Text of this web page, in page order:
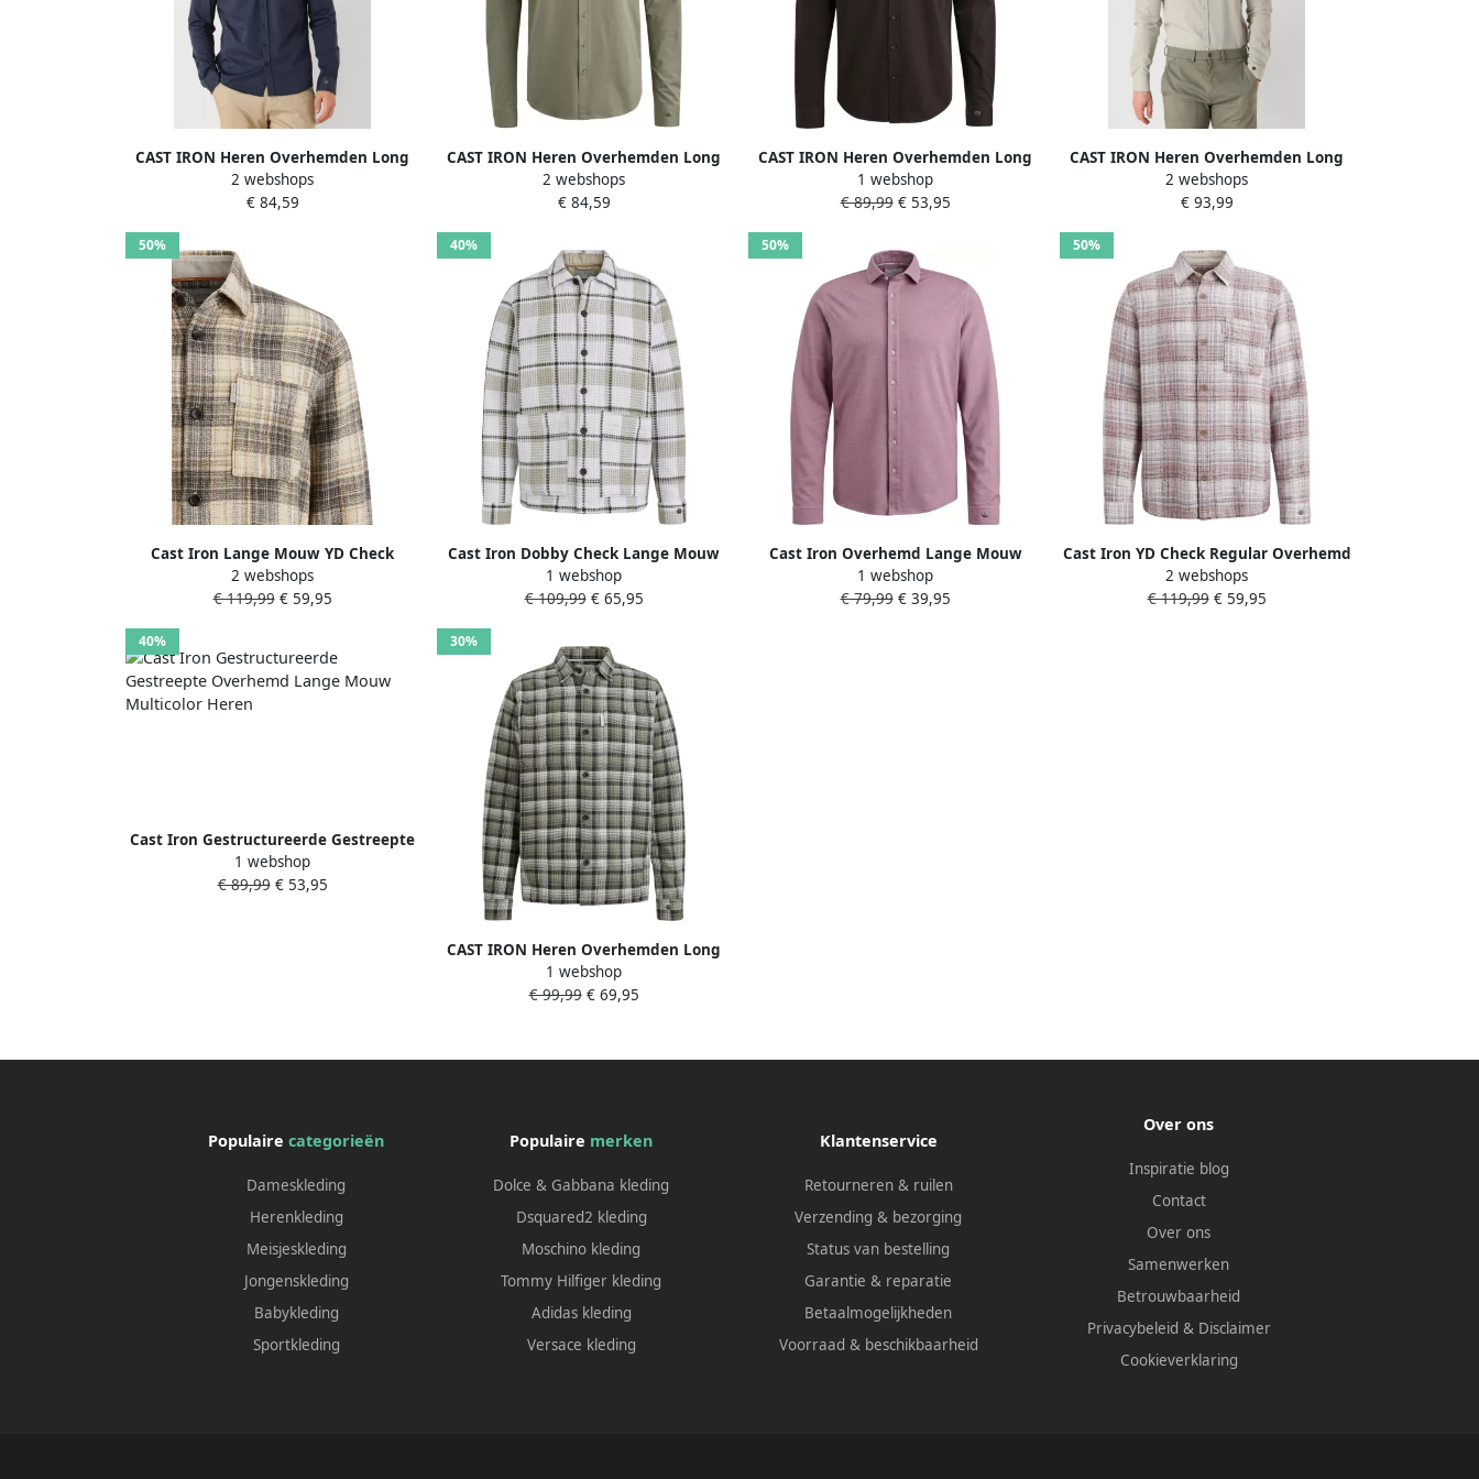
CAST IRON Heren Overhemden Long
Sleeve Shirt Twill Jersey 2 Tone
Donkerblauw
2 webshops
€ 84,59
CAST IRON Heren Overhemden Long
Sleeve Shirt Twill Jersey 2 Tone Groen
2 webshops
€ 84,59
CAST IRON Heren Overhemden Long
Sleeve Shirt Twill Jersey 2 Tone Bruin
1 webshop
€ 89,99€ 53,95
CAST IRON Heren Overhemden Long
Sleeve Shirt Tec Dobby Jersey Stripe
Groen
2 webshops
€ 93,99
50%
Cast Iron Lange Mouw YD Check
Regular Overhemd Multicolor Heren
2 webshops
€ 119,99€ 59,95
40%
Cast Iron Dobby Check Lange Mouw
Overshirt Gray Heren
1 webshop
€ 109,99€ 65,95
50%
Cast Iron Overhemd Lange Mouw
Overhemd Jersey Piqué Mauve
1 webshop
€ 79,99€ 39,95
50%
Cast Iron YD Check Regular Overhemd
Lange Mouw Purple Heren
2 webshops
€ 119,99€ 59,95
40%
Cast Iron Gestructureerde Gestreepte
Overhemd Lange Mouw Multicolor
Heren
1 webshop
€ 89,99€ 53,95
30%
CAST IRON Heren Overhemden Long
Sleeve Shirt Dobby Yarn Dyed Check
Bruin
1 webshop
€ 99,99€ 69,95
Populairecategorieën
Dameskleding
Herenkleding
Meisjeskleding
Jongenskleding
Babykleding
Sportkleding
Populaire merken
Dolce & Gabbana kleding
Dsquared2 kleding
Moschino kleding
Tommy Hilfiger kleding
Adidas kleding
Versace kleding
Klantenservice
Retourneren & ruilen
Verzending & bezorging
Status van bestelling
Garantie & reparatie
Betaalmogelijkheden
Voorraad & beschikbaarheid
Over ons
Inspiratie blog
Contact
Over ons
Samenwerken
Betrouwbaarheid
Privacybeleid & Disclaimer
Cookieverklaring